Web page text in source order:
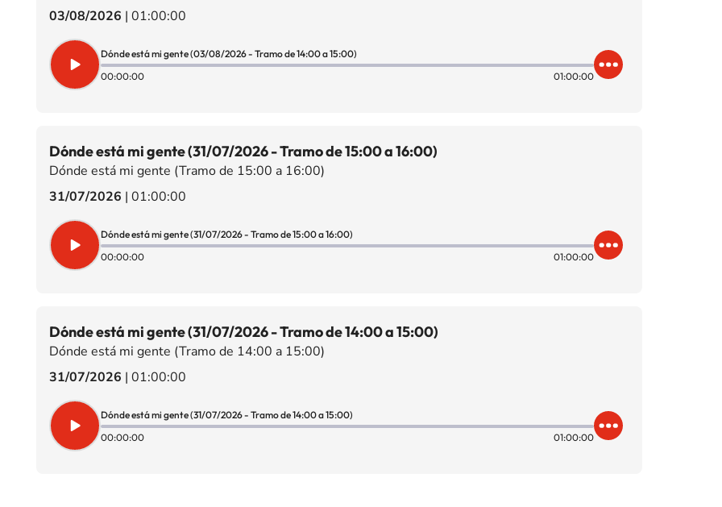
03/08/2026 | 01:00:00
Dónde está mi gente (03/08/2026 - Tramo de 14:00 a 15:00)
00:00:00
01:00:00
Dónde está mi gente (31/07/2026 - Tramo de 15:00 a 16:00)
Dónde está mi gente (Tramo de 15:00 a 16:00)
31/07/2026 | 01:00:00
Dónde está mi gente (31/07/2026 - Tramo de 15:00 a 16:00)
00:00:00
01:00:00
Dónde está mi gente (31/07/2026 - Tramo de 14:00 a 15:00)
Dónde está mi gente (Tramo de 14:00 a 15:00)
31/07/2026 | 01:00:00
Dónde está mi gente (31/07/2026 - Tramo de 14:00 a 15:00)
00:00:00
01:00:00